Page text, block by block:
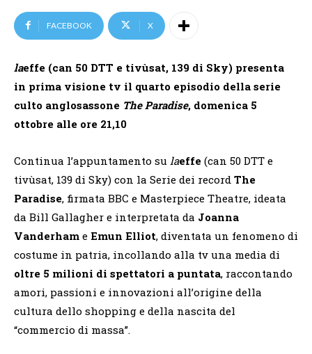
FACEBOOK X
laeffe (can 50 DTT e tivùsat, 139 di Sky) presenta
in prima visione tv il quarto episodio della serie
culto anglosassone The Paradise, domenica 5
ottobre alle ore 21,10
Continua l’appuntamento su laeffe (can 50 DTT e
tivùsat, 139 di Sky) con la Serie dei record The
Paradise, firmata BBC e Masterpiece Theatre, ideata
da Bill Gallagher e interpretata da Joanna
Vanderham e Emun Elliot, diventata un fenomeno di
costume in patria, incollando alla tv una media di
oltre 5 milioni di spettatori a puntata, raccontando
amori, passioni e innovazioni all’origine della
cultura dello shopping e della nascita del
“commercio di massa”.